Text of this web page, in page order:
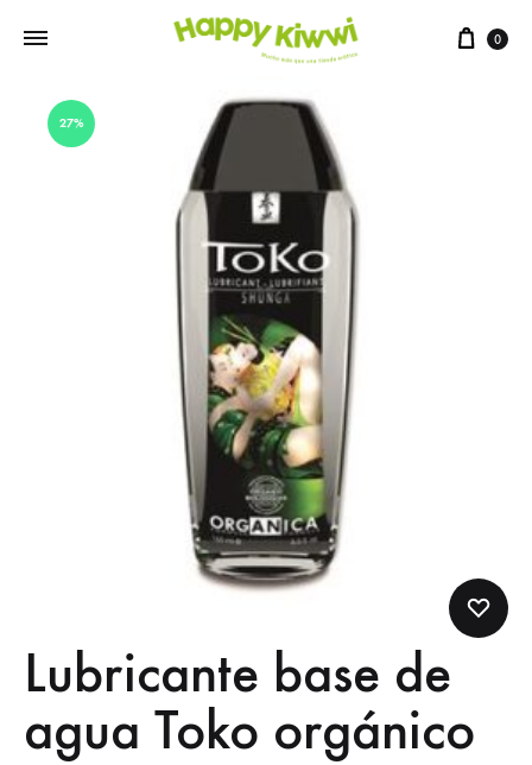
0
27%
Lubricante base de
agua Toko orgánico